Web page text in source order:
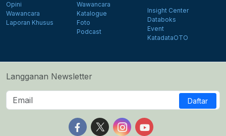
Opini
Wawancara
Laporan Khusus
Wawancara
Katalogue
Foto
Podcast
Insight Center
Databoks
Event
KatadataOTO
Langganan Newsletter
Daftar
Follow us on Facebook
Follow us on X
Follow us on Instagram
Follow us on